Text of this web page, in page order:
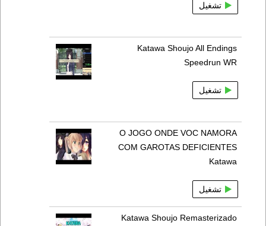
تشغيل
Katawa Shoujo All Endings
Speedrun WR
تشغيل
O JOGO ONDE VOC NAMORA
COM GAROTAS DEFICIENTES
Katawa
تشغيل
Katawa Shoujo Remasterizado